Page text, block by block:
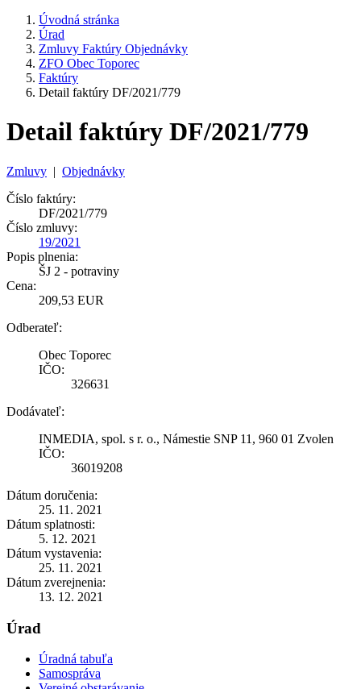
Úvodná stránka
Úrad
Zmluvy Faktúry Objednávky
ZFO Obec Toporec
Faktúry
Detail faktúry DF/2021/779
Detail faktúry DF/2021/779
Zmluvy | Objednávky
Číslo faktúry:
DF/2021/779
Číslo zmluvy:
19/2021
Popis plnenia:
ŠJ 2 - potraviny
Cena:
209,53 EUR
Odberateľ:
Obec Toporec
IČO:
326631
Dodávateľ:
INMEDIA, spol. s r. o., Námestie SNP 11, 960 01 Zvolen
IČO:
36019208
Dátum doručenia:
25. 11. 2021
Dátum splatnosti:
5. 12. 2021
Dátum vystavenia:
25. 11. 2021
Dátum zverejnenia:
13. 12. 2021
Úrad
Úradná tabuľa
Samospráva